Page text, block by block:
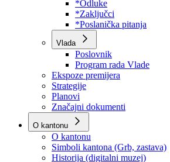
Program rada Skupštine
Budžet 2026
Zakoni
*Odluke
*Zaključci
*Poslanička pitanja
Vlada
Poslovnik
Program rada Vlade
Ekspoze premijera
Strategije
Planovi
Značajni dokumenti
O kantonu